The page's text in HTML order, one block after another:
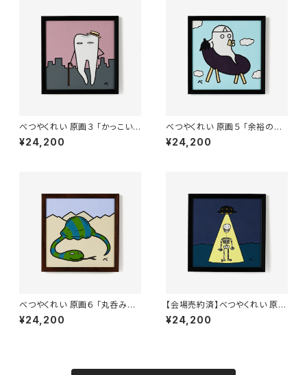
べつやくれい 原画３ 「かっこいい
歯」 額付き
¥24,200
べつやくれい 原画５ 「余裕のご
先祖」 額付き
¥24,200
べつやくれい 原画６ 「丸呑みし
たヘビ」 額付き
¥24,200
【会場売約済】べつやくれい 原画
¥24,200